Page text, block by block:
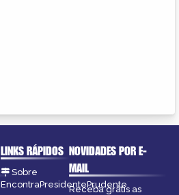
LINKS RÁPIDOS
Sobre
EncontraPresidentePrudente
NOVIDADES POR E-
MAIL
Receba grátis as